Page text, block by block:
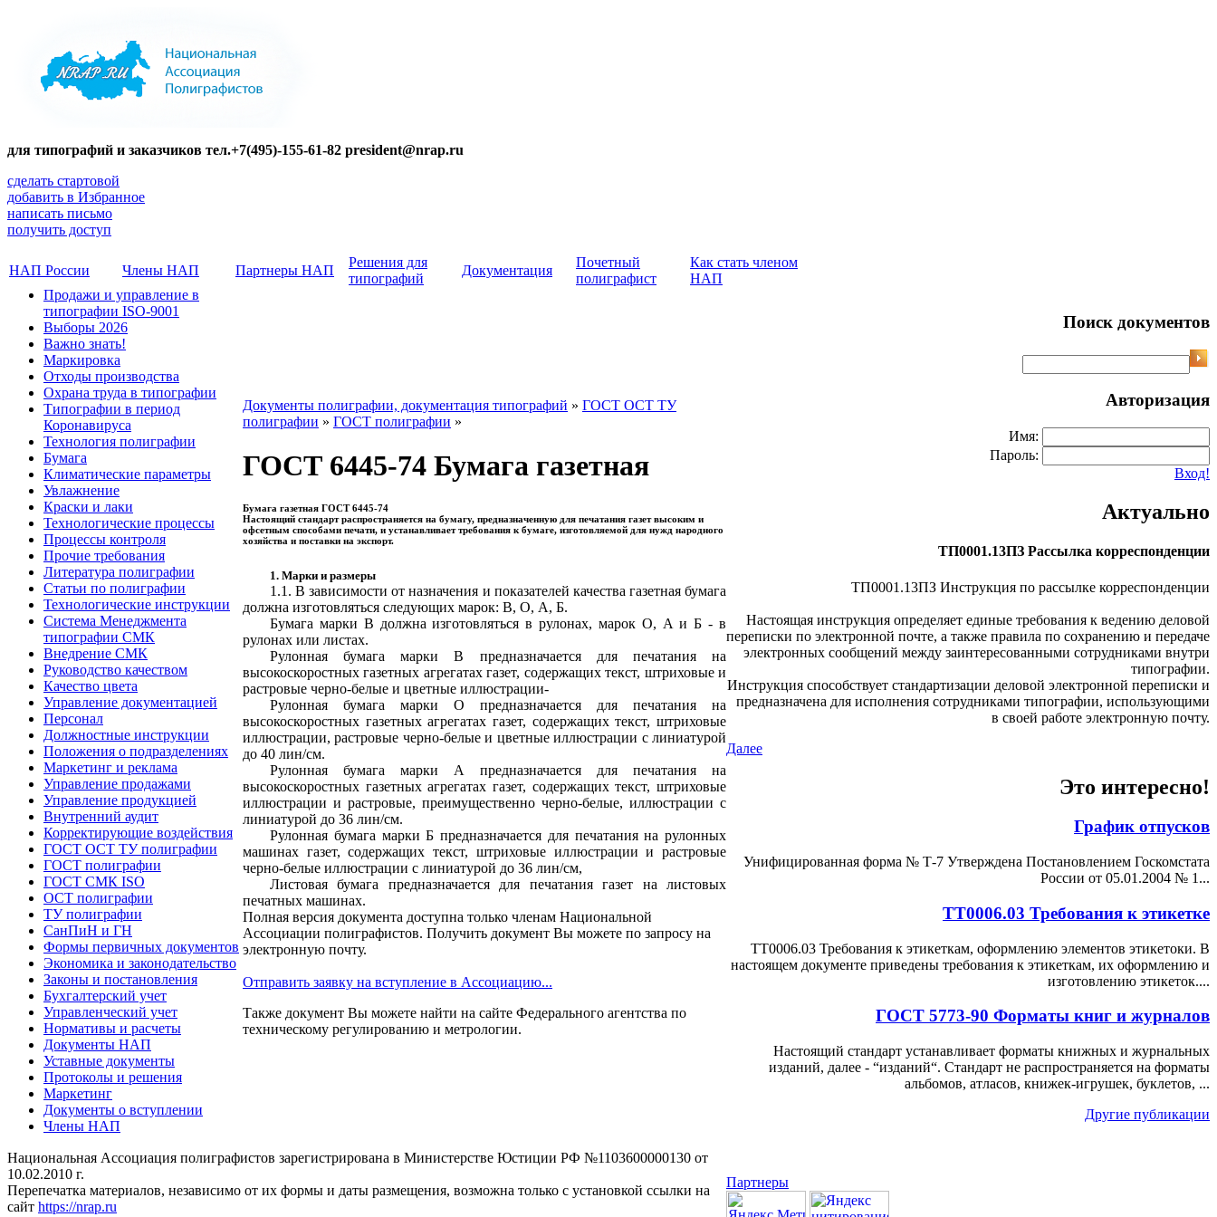
для типографий и заказчиков тел.+7(495)-155-61-82 president@nrap.ru
сделать стартовой
добавить в Избранное
написать письмо
получить доступ
НАП России Члены НАП Партнеры НАП
Решения для
типографий
Документация
Почетный
полиграфист
Как стать членом
НАП
Продажи и управление в
типографии ISO-9001
Выборы 2026
Важно знать!
Маркировка
Отходы производства
Охрана труда в типографии
Типографии в период
Коронавируса
Технология полиграфии
Бумага
Климатические параметры
Увлажнение
Краски и лаки
Технологические процессы
Процессы контроля
Прочие требования
Литература полиграфии
Статьи по полиграфии
Технологические инструкции
Система Менеджмента
типографии СМК
Внедрение СМК
Руководство качеством
Качество цвета
Управление документацией
Персонал
Должностные инструкции
Положения о подразделениях
Маркетинг и реклама
Управление продажами
Управление продукцией
Внутренний аудит
Корректирующие воздействия
ГОСТ ОСТ ТУ полиграфии
ГОСТ полиграфии
ГОСТ СМК ISO
ОСТ полиграфии
ТУ полиграфии
СанПиН и ГН
Формы первичных документов
Экономика и законодательство
Законы и постановления
Бухгалтерский учет
Управленческий учет
Нормативы и расчеты
Документы НАП
Уставные документы
Протоколы и решения
Маркетинг
Документы о вступлении
Члены НАП
Документы полиграфии, документация типографий » ГОСТ ОСТ ТУ
полиграфии » ГОСТ полиграфии »
ГОСТ 6445-74 Бумага газетная
Бумага газетная ГОСТ 6445-74
Настоящий стандарт распространяется на бумагу, предназначенную для печатания газет высоким и
офсетным способами печати, и устанавливает требования к бумаге, изготовляемой для нужд народного
хозяйства и поставки на экспорт.
1. Марки и размеры
1.1. В зависимости от назначения и показателей качества газетная бумага
должна изготовляться следующих марок: В, О, А, Б.
Бумага марки В должна изготовляться в рулонах, марок О, А и Б - в
рулонах или листах.
Рулонная бумага марки В предназначается для печатания на
высокоскоростных газетных агрегатах газет, содержащих текст, штриховые и
растровые черно-белые и цветные иллюстрации-
Рулонная бумага марки О предназначается для печатания на
высокоскоростных газетных агрегатах газет, содержащих текст, штриховые
иллюстрации, растровые черно-белые и цветные иллюстрации с линиатурой
до 40 лин/см.
Рулонная бумага марки А предназначается для печатания на
высокоскоростных газетных агрегатах газет, содержащих текст, штриховые
иллюстрации и растровые, преимущественно черно-белые, иллюстрации с
линиатурой до 36 лин/см.
Рулонная бумага марки Б предназначается для печатания на рулонных
машинах газет, содержащих текст, штриховые иллюстрации и растровые
черно-белые иллюстрации с линиатурой до 36 лин/см,
Листовая бумага предназначается для печатания газет на листовых
печатных машинах.
Полная версия документа доступна только членам Национальной
Ассоциации полиграфистов. Получить документ Вы можете по запросу на
электронную почту.
Отправить заявку на вступление в Ассоциацию...
Также документ Вы можете найти на сайте Федерального агентства по
техническому регулированию и метрологии.
Поиск документов
Авторизация
Имя:
Пароль:
Вход!
Актуально
ТП0001.13ПЗ Рассылка корреспонденции
ТП0001.13ПЗ Инструкция по рассылке корреспонденции
Настоящая инструкция определяет единые требования к ведению деловой
переписки по электронной почте, а также правила по сохранению и передаче
электронных сообщений между заинтересованными сотрудниками внутри
типографии.
Инструкция способствует стандартизации деловой электронной переписки и
предназначена для исполнения сотрудниками типографии, использующими
в своей работе электронную почту.
Далее
Это интересно!
График отпусков
Унифицированная форма № Т-7 Утверждена Постановлением Госкомстата
России от 05.01.2004 № 1...
ТТ0006.03 Требования к этикетке
ТТ0006.03 Требования к этикеткам, оформлению элементов этикетоки. В
настоящем документе приведены требования к этикеткам, их оформлению и
изготовлению этикеток....
ГОСТ 5773-90 Форматы книг и журналов
Настоящий стандарт устанавливает форматы книжных и журнальных
изданий, далее - “изданий“. Стандарт не распространяется на форматы
альбомов, атласов, книжек-игрушек, буклетов, ...
Другие публикации
Национальная Ассоциация полиграфистов зарегистрирована в Министерстве Юстиции РФ №1103600000130 от
10.02.2010 г.
Перепечатка материалов, независимо от их формы и даты размещения, возможна только с установкой ссылки на
сайт https://nrap.ru
Партнеры